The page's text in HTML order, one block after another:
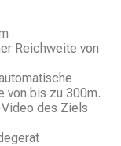
Reichweite von
von bis zu 300m.
des Ziels